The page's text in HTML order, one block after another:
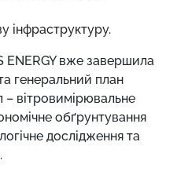
інфраструктуру.
ENERGY вже завершила
генеральний план
– вітровимірювальне
обґрунтування
дослідження та